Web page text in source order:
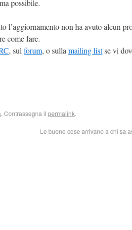
possibile.
l’aggiornamento non ha avuto alcun
come fare.
, sul forum, o sulla mailing listse vi
. Contrassegna il permalink.
Le buone cose arrivano a chi sa